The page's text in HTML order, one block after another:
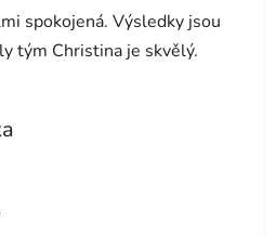
spokojená. Výsledky jsou
tým Christina je skvělý.
z 5 hvězdiček.